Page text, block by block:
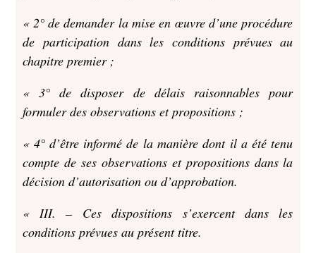
« 2° de demander la mise en œuvre d’une procédure
de participation dans les conditions prévues au
chapitre premier ;
« 3° de disposer de délais raisonnables pour
formuler des observations et propositions ;
« 4° d’être informé de la manière dont il a été tenu
compte de ses observations et propositions dans la
décision d’autorisation ou d’approbation.
« III. – Ces dispositions s’exercent dans les
conditions prévues au présent titre.